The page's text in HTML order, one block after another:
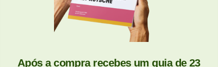
Após a compra recebes um guia de 23